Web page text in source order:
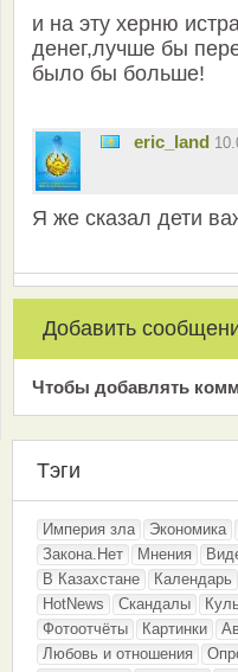
и на эту херню
денег,лучше бы
было бы больше!
eric_land
Я же сказал дети
Добавить
Чтобы добавлять
Тэги
Империя зла Экономика
Закона.Нет
Мнения
В Казахстане
Календарь
HotNews
Скандалы
Фотоотчёты
Картинки
Любовь и отношения